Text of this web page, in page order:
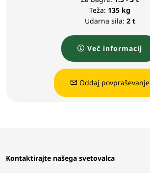
Teža: 135 kg
Udarna sila: 2 t
Več informacij
Oddaj povpraševanje
Kontaktirajte našega svetovalca